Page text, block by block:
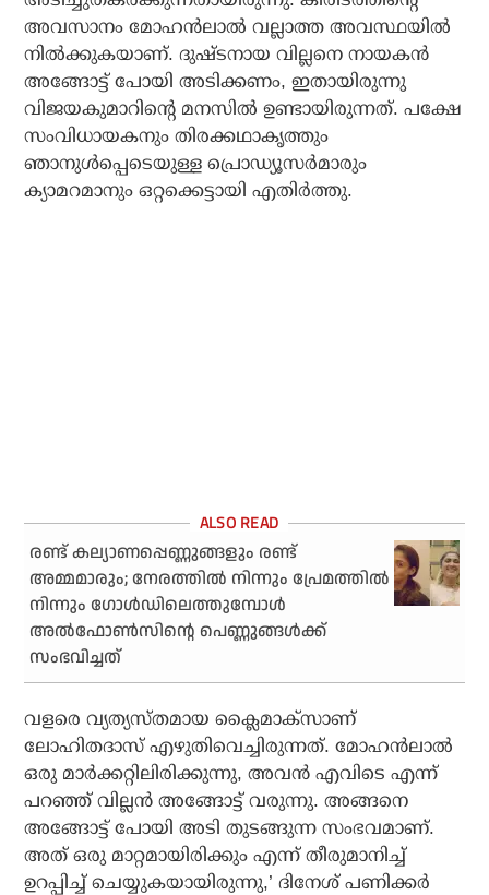
അവസാനം മോഹന്‍ലാല്‍ വല്ലാത്ത അവസ്ഥയില്‍
നില്‍ക്കുകയാണ്. ദുഷ്ടനായ വില്ലനെ നായകന്‍
അങ്ങോട്ട് പോയി അടിക്കണം, ഇതായിരുന്നു
വിജയകുമാറിന്റെ മനസില്‍ ഉണ്ടായിരുന്നത്. പക്ഷേ
സംവിധായകനും തിരക്കഥാകൃത്തും
ഞാനുള്‍പ്പെടെയുള്ള പ്രൊഡ്യൂസര്‍മാരും
ക്യാമറമാനും ഒറ്റക്കെട്ടായി എതിര്‍ത്തു.
രണ്ട് കല്യാണപ്പെണ്ണുങ്ങളും രണ്ട്
അമ്മമാരും; നേരത്തില്‍ നിന്നും പ്രേമത്തില്‍
നിന്നും ഗോള്‍ഡിലെത്തുമ്പോള്‍
അല്‍ഫോണ്‍സിന്റെ പെണ്ണുങ്ങള്‍ക്ക്
സംഭവിച്ചത്
വളരെ വ്യത്യസ്തമായ ക്ലൈമാക്‌സാണ്
ലോഹിതദാസ് എഴുതിവെച്ചിരുന്നത്. മോഹന്‍ലാല്‍
ഒരു മാര്‍ക്കറ്റിലിരിക്കുന്നു, അവന്‍ എവിടെ എന്ന്
പറഞ്ഞ് വില്ലന്‍ അങ്ങോട്ട് വരുന്നു. അങ്ങനെ
അങ്ങോട്ട് പോയി അടി തുടങ്ങുന്ന സംഭവമാണ്.
അത് ഒരു മാറ്റമായിരിക്കും എന്ന് തീരുമാനിച്ച്
ഉറപ്പിച്ച് ചെയ്യുകയായിരുന്നു,’ ദിനേശ് പണിക്കര്‍